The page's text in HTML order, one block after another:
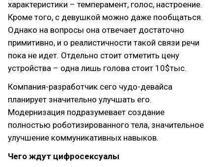
характеристики – темперамент, голос, настроение.
Кроме того, с девушкой можно даже пообщаться.
Однако на вопросы она отвечает достаточно
примитивно, и о реалистичности такой связи речи
пока не идет. Отдельно стоит отметить цену
устройства – одна лишь голова стоит 10$тыс.
Компания-разработчик сего чудо-девайса
планирует значительно улучшать его.
Модернизация подразумевает создание
полностью роботизированного тела, значительное
улучшение коммуникативных навыков.
Чего ждут цифросексуалы